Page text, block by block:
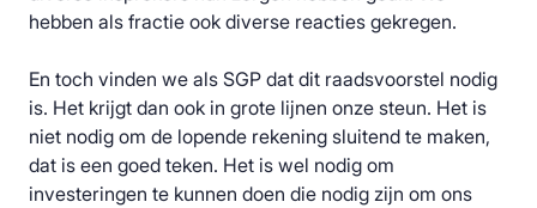
hebben als fractie ook diverse reacties gekregen.
En toch vinden we als SGP dat dit raadsvoorstel nodig
is. Het krijgt dan ook in grote lijnen onze steun. Het is
niet nodig om de lopende rekening sluitend te maken,
dat is een goed teken. Het is wel nodig om
investeringen te kunnen doen die nodig zijn om ons